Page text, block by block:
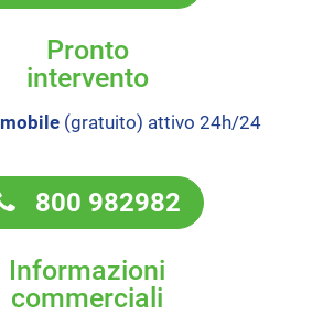
Pronto
intervento
mobile (gratuito) attivo 24h/24
800 982982
Informazioni
commerciali